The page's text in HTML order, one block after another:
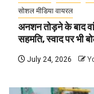
सोशल मीडिया वायरल
अनशन तोड़ने के बाद
सहमति, स्वाद पर भी
July 24, 2026